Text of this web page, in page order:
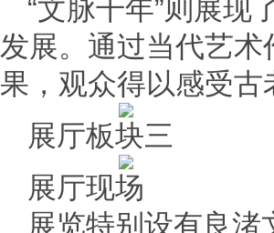
“文脉千年”则展现
发展。通过当代艺
果，观众得以感受
展厅板块三
展厅现场
展览特别设有良